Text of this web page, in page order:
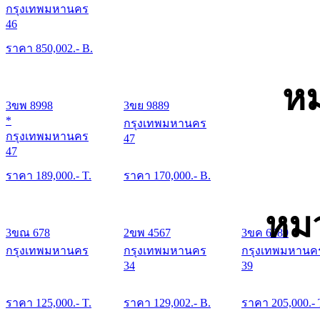
กรุงเทพมหานคร
46
ราคา 850,002.- B.
ห
3ขพ 8998
*
กรุงเทพมหานคร
47
ราคา 189,000.- T.
3ขย 9889
กรุงเทพมหานคร
47
ราคา 170,000.- B.
หม
3ขณ 678
กรุงเทพมหานคร
ราคา 125,000.- T.
2ขพ 4567
กรุงเทพมหานคร
34
ราคา 129,002.- B.
3ขค 6789
กรุงเทพมหานค
39
ราคา 205,000.-